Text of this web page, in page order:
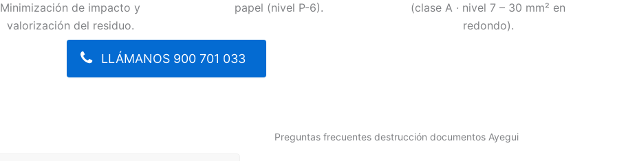
Minimización de impacto y
valorización del residuo.
papel (nivel P-6).
(clase A · nivel 7 – 30 mm² en
redondo).
LLÁMANOS 900 701 033
Preguntas frecuentes destrucción documentos Ayegui